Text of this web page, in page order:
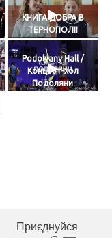
КНИГА ДОБРА В
ТЕРНОПОЛІ!
Podolyany Hall /
Концерт-хол
Подоляни
Приєднуйся